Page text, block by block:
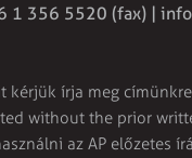
1 356 5520 (fax) |
kérjük írja meg
without the prior
az AP előzetes